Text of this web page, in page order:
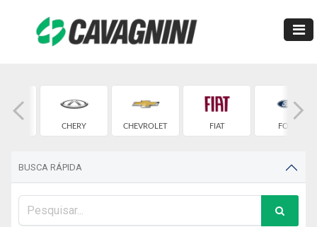
CHERY CHEVROLET FIAT FORD
BUSCA RÁPIDA